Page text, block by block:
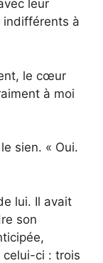
leur
indifférents à
le cœur
à moi
sien. « Oui.
lui. Il avait
son
ci : trois